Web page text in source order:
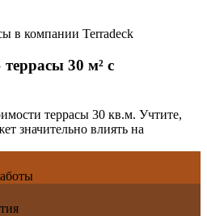
в компании Terradeck
террасы 30 м² с
террасы 30 кв.м. Учтите,
значительно влиять на